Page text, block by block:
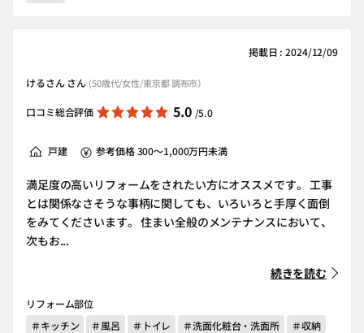
掲載日 : 2024/12/09
けるさん さん (50歳代/女性/東京都 調布市）
口コミ総合評価 5.0 /5.0
戸建 参考価格 300～1,000万円未満
満足度の高いリフォームをされたい方にオススメです。 工事
とは関係なさそうな事柄に関しても、いろいろと手厚く面倒
をみてくださいます。 住まい全般のメンテナンスにおいて、
次もお...
続きを読む
リフォーム部位
＃キッチン
＃風呂 ＃トイレ ＃洗面化粧台・洗面所
＃収納